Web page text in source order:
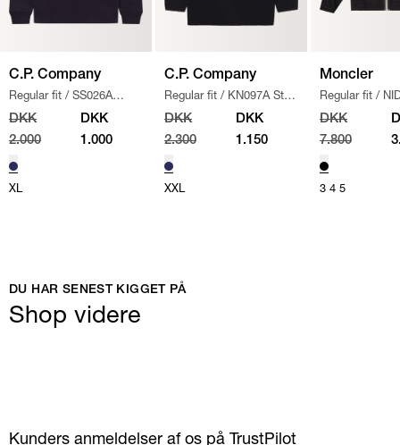
C.P. Company
Regular fit / SS026A
005086W SWEATSHIRT
DKK
2.000
DKK
1.000
XL
C.P. Company
Regular fit / KN097A Strik
/ NAVY
DKK
2.300
DKK
1.150
XXL
Moncler
Regular fit /
JAKKE
SORT
DKK
7.800
3 4 5
DU HAR SENEST KIGGET PÅ
Shop videre
Kunders anmeldelser af os på TrustPilot